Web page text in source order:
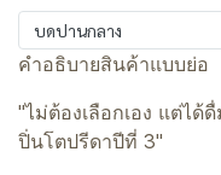
บดปานกลาง
คำอธิบายสินค้าแบบย่อ
"ไม่ต้องเลือกเอง แต่ไ
ปิ่นโตปรีดาปีที่ 3"